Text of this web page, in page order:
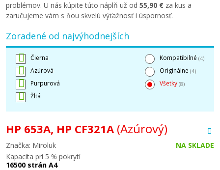
problémov. U nás kúpite túto náplň už od 55,90 € za kus a
zaručujeme vám s ňou skvelú výťažnosť i úspornosť.
Zoradené od najvýhodnejších
Čierna
Azúrová
Purpurová
Žltá
Kompatibilné (4)
Originálne (4)
Všetky (8)
HP 653A, HP CF321A (Azúrový)
Značka: Miroluk
NA SKLADE
Kapacita pri 5 % pokrytí
16500 strán A4